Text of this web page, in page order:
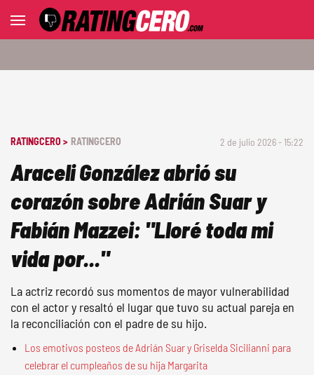
RATINGCERO > RATINGCERO 2 de julio 2026 - 15:22
Araceli González abrió su
corazón sobre Adrián Suar y
Fabián Mazzei: "Lloré toda mi
vida por..."
La actriz recordó sus momentos de mayor vulnerabilidad
con el actor y resaltó el lugar que tuvo su actual pareja en
la reconciliación con el padre de su hijo.
Los emotivos posteos de Adrián Suar y Griselda Sicilianni para
celebrar el cumpleaños de su hija Margarita